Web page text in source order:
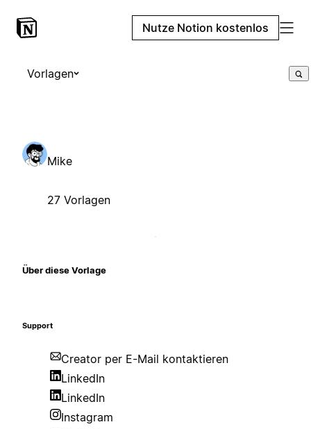
Nutze Notion kostenlos
Vorlagen
Mike
27 Vorlagen
Über diese Vorlage
Support
Creator per E-Mail kontaktieren
LinkedIn
LinkedIn
Instagram